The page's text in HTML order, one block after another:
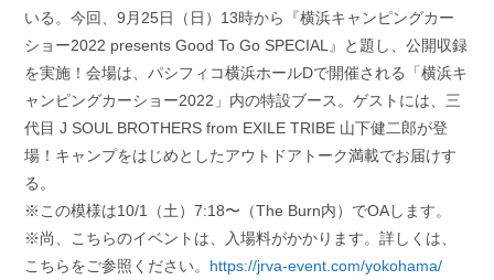
いる。今回、9月25日（日）13時から『横浜キャンピングカー
ショー2022 presents Good To Go SPECIAL』と題し、公開収録
を実施！会場は、パシフィコ横浜ホールDで開催される「横浜キ
ャンピングカーショー2022」内の特設ブース。ゲストには、三
代目 J SOUL BROTHERS from EXILE TRIBE 山下健二郎が登
場！キャンプをはじめとしたアウトドアトーク満載でお届けす
る。
※この模様は10/1（土）7:18〜（The Burn内）でOAします。
※尚、こちらのイベントは、入場料がかかります。詳しくは、
こちらをご参照ください。 https://jrva-event.com/yokohama/